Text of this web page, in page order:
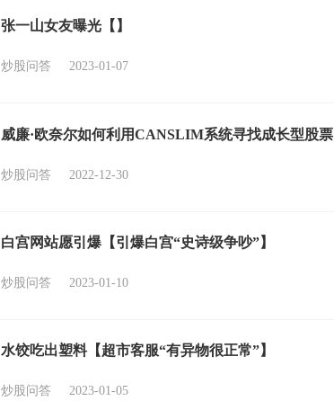
张一山女友曝光【】
炒股问答 2023-01-07
威廉·欧奈尔如何利用CANSLIM系统寻找成长型股票
炒股问答 2022-12-30
白宫网站愿引爆【引爆白宫“史诗级争吵”】
炒股问答 2023-01-10
水饺吃出塑料【超市客服“有异物很正常”】
炒股问答 2023-01-05